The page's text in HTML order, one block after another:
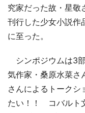
究家だった故・星敬
刊行した少女小説作
に至った。
シンポジウムは3
気作家・桑原水菜さ
さんによるトークシ
たい！！ コバルト